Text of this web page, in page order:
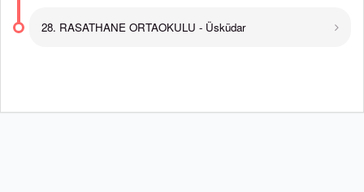
28. RASATHANE ORTAOKULU - Üsküdar